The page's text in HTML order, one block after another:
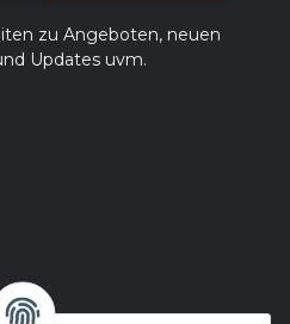
zu Angeboten, neuen
Updates uvm.